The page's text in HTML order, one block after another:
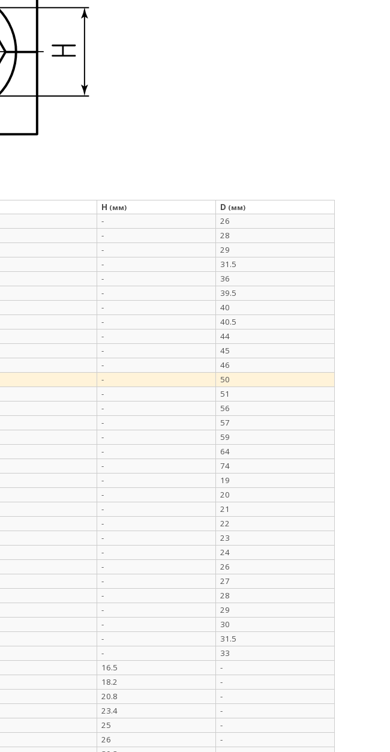
H (мм) D (мм)
- 26
- 28
- 29
- 31.5
- 36
- 39.5
- 40
- 40.5
- 44
- 45
- 46
- 50
- 51
- 56
- 57
- 59
- 64
- 74
- 19
- 20
- 21
- 22
- 23
- 24
- 26
- 27
- 28
- 29
- 30
- 31.5
- 33
16.5 -
18.2 -
20.8 -
23.4 -
25 -
26 -